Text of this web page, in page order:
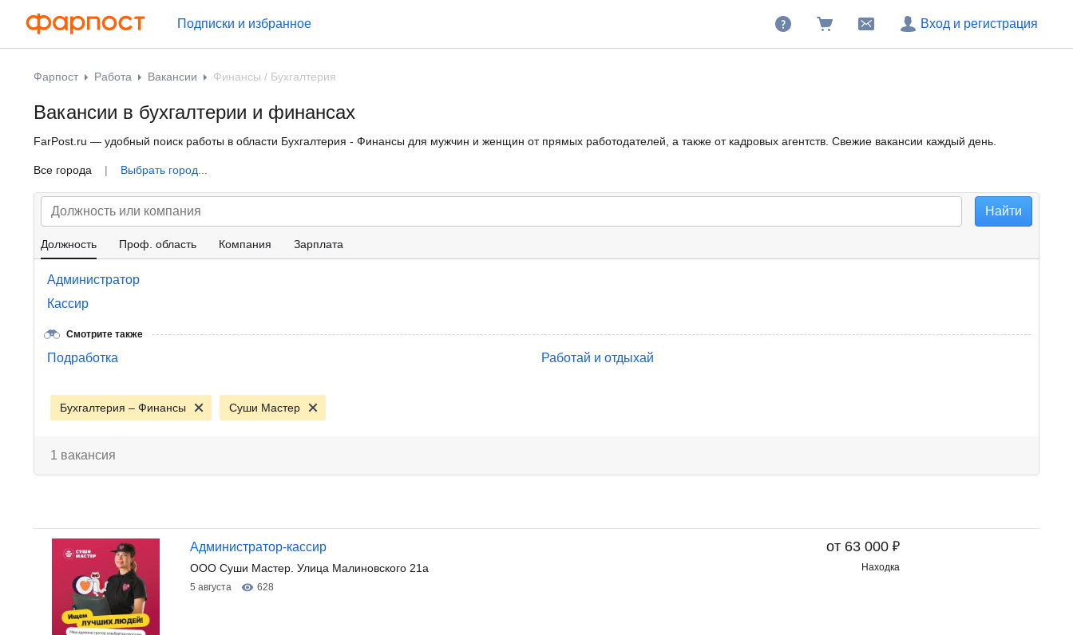
Подписки и избранное Вход и регистрация
Фарпост Работа Вакансии Финансы / Бухгалтерия
Вакансии в бухгалтерии и финансах
FarPost.ru — удобный поиск работы в области Бухгалтерия - Финансы для мужчин и женщин от прямых работодателей, а также от кадровых агентств. Свежие вакансии каждый день.
Все города | Выбрать город...
Должность Проф. область Компания Зарплата
Администратор
Кассир
Смотрите также
Подработка Работай и отдыхай
Бухгалтерия – Финансы Суши Мастер
1 вакансия
от 63 000 ₽
Находка
Администратор-кассир
ООО Суши Мастер. Улица Малиновского 21а
5 августа 628